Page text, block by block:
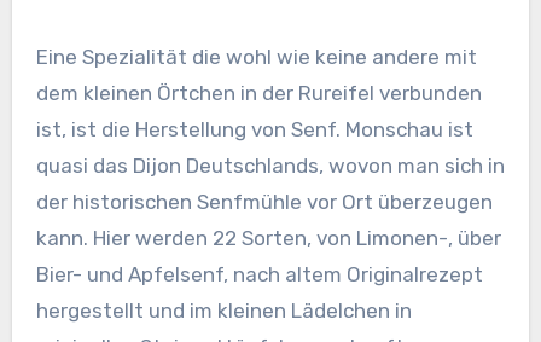
Eine Spezialität die wohl wie keine andere mit
dem kleinen Örtchen in der Rureifel verbunden
ist, ist die Herstellung von Senf. Monschau ist
quasi das Dijon Deutschlands, wovon man sich in
der historischen Senfmühle vor Ort überzeugen
kann. Hier werden 22 Sorten, von Limonen-, über
Bier- und Apfelsenf, nach altem Originalrezept
hergestellt und im kleinen Lädelchen in